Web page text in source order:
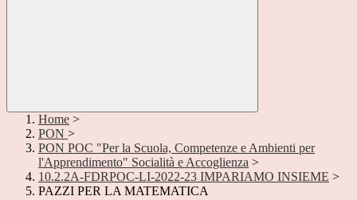
Home >
PON >
PON POC "Per la Scuola, Competenze e Ambienti per
l'Apprendimento" Socialità e Accoglienza >
10.2.2A-FDRPOC-LI-2022-23 IMPARIAMO INSIEME >
PAZZI PER LA MATEMATICA